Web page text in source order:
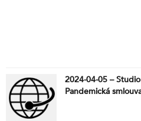
2024-04-05 –
Pandemická